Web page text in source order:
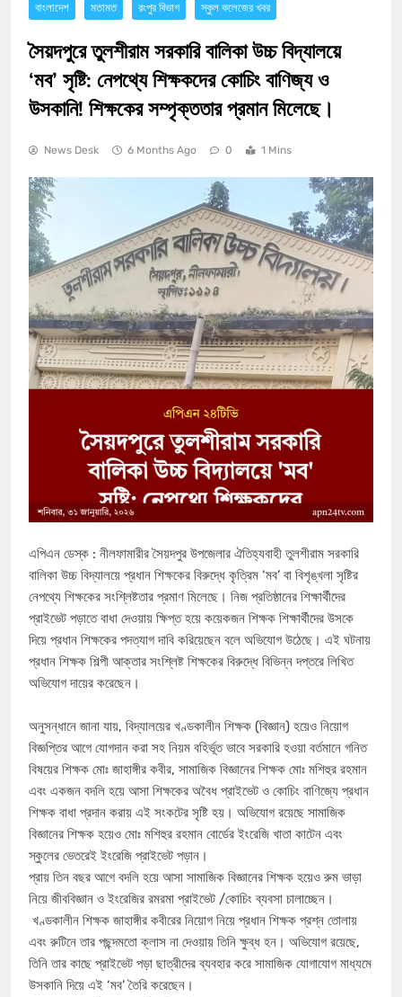
বাংলাদেশ মতামত রংপুর বিভাগ স্কুল কলেজের খবর
সৈয়দপুরে তুলশীরাম সরকারি বালিকা উচ্চ বিদ্যালয়ে
‘মব’ সৃষ্টি: নেপথ্যে শিক্ষকদের কোচিং বাণিজ্য ও
উসকানি! শিক্ষকের সম্পৃক্ততার প্রমান মিলেছে।
News Desk 6 Months Ago 0 1 Mins
এপিএন ডেস্ক : নীলফামারীর সৈয়দপুর উপজেলার ঐতিহ্যবাহী তুলশীরাম সরকারি
বালিকা উচ্চ বিদ্যালয়ে প্রধান শিক্ষকের বিরুদ্ধে কৃত্রিম ‘মব’ বা বিশৃঙ্খলা সৃষ্টির
নেপথ্যে শিক্ষকের সংশ্লিষ্টতার প্রমাণ মিলেছে। নিজ প্রতিষ্ঠানের শিক্ষার্থীদের
প্রাইভেট পড়াতে বাধা দেওয়ায় ক্ষিপ্ত হয়ে কয়েকজন শিক্ষক শিক্ষার্থীদের উসকে
দিয়ে প্রধান শিক্ষকের পদত্যাগ দাবি করিয়েছেন বলে অভিযোগ উঠেছে। এই ঘটনায়
প্রধান শিক্ষক শিল্পী আক্তার সংশ্লিষ্ট শিক্ষকের বিরুদ্ধে বিভিন্ন দপ্তরে লিখিত
অভিযোগ দায়ের করেছেন।
​অনুসন্ধানে জানা যায়, বিদ্যালয়ের খণ্ডকালীন শিক্ষক (বিজ্ঞান) হয়েও নিয়োগ
বিজ্ঞপ্তির আগে যোগদান করা সহ নিয়ম বহির্ভূত ভাবে সরকারি হওয়া বর্তমানে গনিত
বিষয়ের শিক্ষক মোঃ জাহাঙ্গীর কবীর, সামাজিক বিজ্ঞানের শিক্ষক মোঃ মশিহুর রহমান
এবং একজন বদলি হয়ে আসা শিক্ষকের অবৈধ প্রাইভেট ও কোচিং বাণিজ্যে প্রধান
শিক্ষক বাধা প্রদান করায় এই সংকটের সৃষ্টি হয়। অভিযোগ রয়েছে সামাজিক
বিজ্ঞানের শিক্ষক হয়েও মোঃ মশিহুর রহমান বোর্ডের ইংরেজি খাতা কাটেন এবং
স্কুলের ভেতরেই ইংরেজি প্রাইভেট পড়ান।
প্রায় তিন বছর আগে বদলি হয়ে আসা সামাজিক বিজ্ঞানের শিক্ষক হয়েও রুম ভাড়া
নিয়ে জীববিজ্ঞান ও ইংরেজির রমরমা প্রাইভেট /কোচিং ব্যবসা চালাচ্ছেন।
​ খণ্ডকালীন শিক্ষক জাহাঙ্গীর কবীরের নিয়োগ নিয়ে প্রধান শিক্ষক প্রশ্ন তোলায়
এবং রুটিনে তার পছন্দমতো ক্লাস না দেওয়ায় তিনি ক্ষুব্ধ হন। অভিযোগ রয়েছে,
তিনি তার কাছে প্রাইভেট পড়া ছাত্রীদের ব্যবহার করে সামাজিক যোগাযোগ মাধ্যমে
উসকানি দিয়ে এই ‘মব’ তৈরি করেছেন।